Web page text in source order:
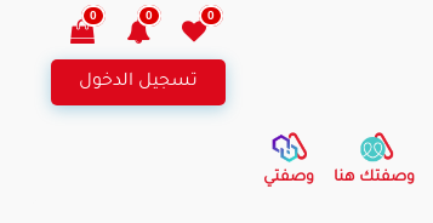
0
0
0
تسجيل الدخول
وصفتك هنا وصفتي